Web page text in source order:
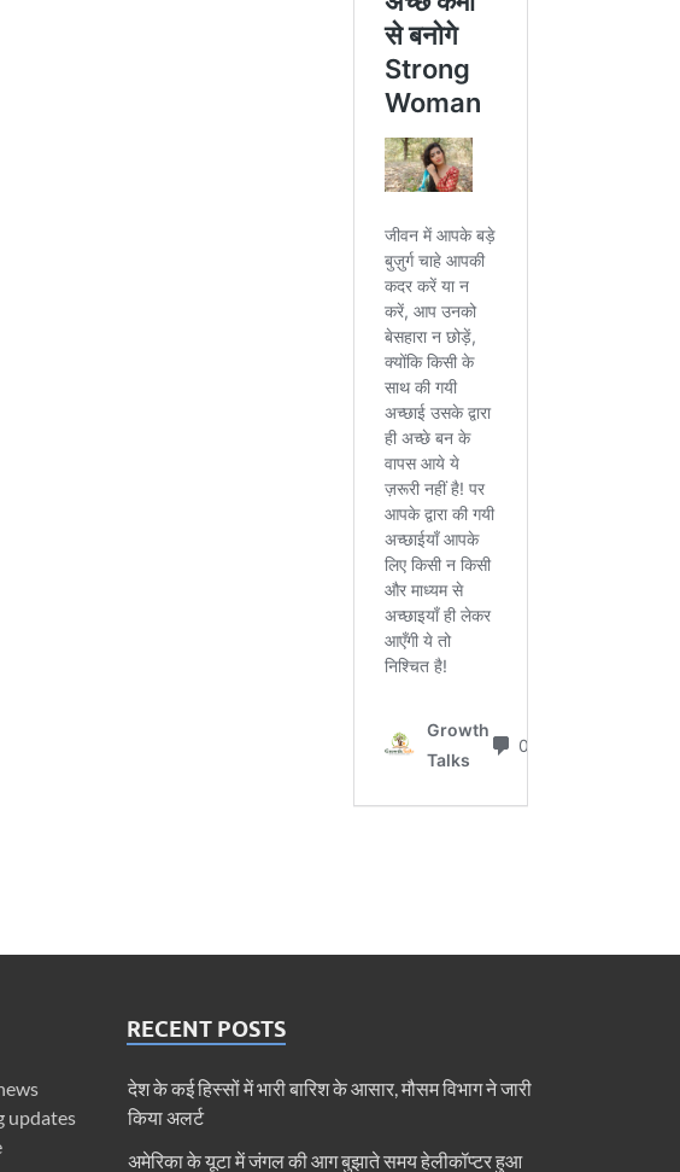
updates
RECENT POSTS
देश के कई हिस्सों में भारी बारिश के आसार, मौसम विभाग ने जारी
किया अलर्ट
अमेरिका के यूटा में जंगल की आग बुझाते समय हेलीकॉप्टर हुआ